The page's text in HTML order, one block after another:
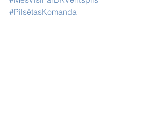
#PilsētasKomanda